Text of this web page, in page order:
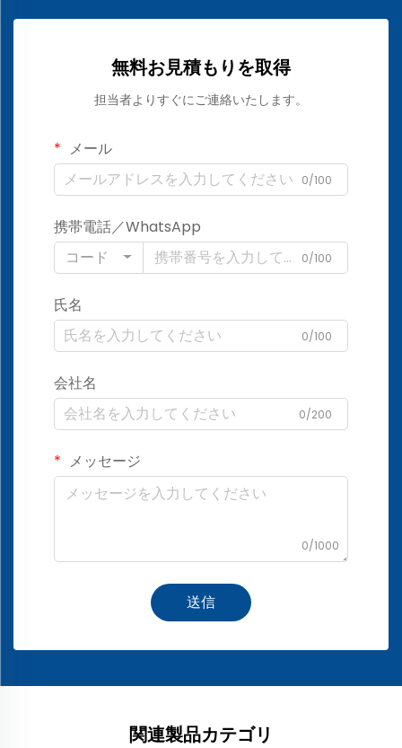
無料お見積もりを取得
担当者よりすぐにご連絡いたします。
メール
0/100
携帯電話／WhatsApp
コード
0/100
氏名
0/100
会社名
0/200
メッセージ
0/1000
送信
関連製品カテゴリ